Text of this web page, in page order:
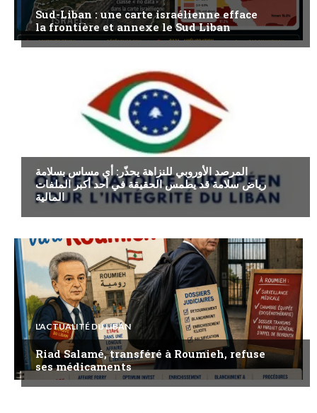
Sud-Liban : une carte israélienne efface
la frontière et annexe le Sud Liban
المرصد الأوروبي للنزاهة يحذّر: أي مساس بسلامة
رياض سلامة قد يطمس الحقيقة في أحد أكبر الملفات
المالية
L'ACTUALITÉ DU LIBAN
Riad Salamé, transféré à Roumieh, refuse
ses médicaments